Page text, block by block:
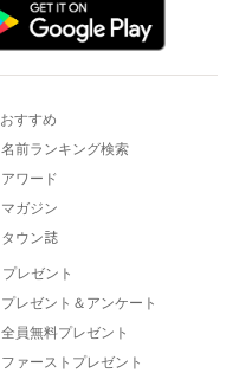
おすすめ
名前ランキング検索
アワード
マガジン
タウン誌
プレゼント
プレゼント＆アンケート
全員無料プレゼント
ファーストプレゼント